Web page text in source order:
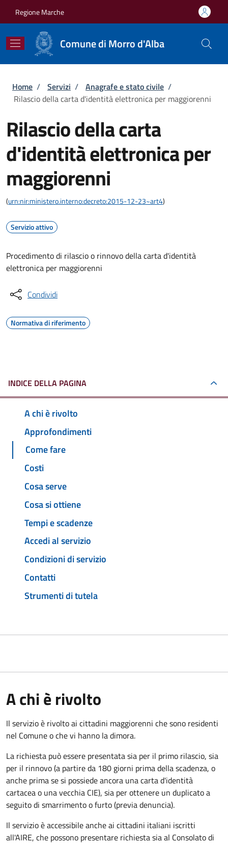
Regione Marche
Comune di Morro d'Alba
Briciole di pane
Home / Servizi / Anagrafe e stato civile /
Rilascio della carta d'identità elettronica per maggiorenni
Rilascio della carta
d'identità elettronica per
maggiorenni
(urn:nir:ministero.interno:decreto:2015-12-23~art4)
Servizio attivo
Procedimento di rilascio o rinnovo della carta d'identità
elettronica per maggiorenni
Condividi
Normativa di riferimento
INDICE DELLA PAGINA
A chi è rivolto
Approfondimenti
Come fare
Costi
Cosa serve
Cosa si ottiene
Tempi e scadenze
Accedi al servizio
Condizioni di servizio
Contatti
Strumenti di tutela
A chi è rivolto
Il servizio è rivolto ai cittadini maggiorenni che sono residenti
nel Comune o che vi hanno la dimora.
La richiesta può essere presentata sia per il primo rilascio, sia
per il rinnovo (a partire da 180 giorni prima della scadenza, o
anche prima se si possiede ancora una carta d'identità
cartacea o una vecchia CIE), sia per ottenere un duplicato a
seguito di smarrimento o furto (previa denuncia).
Il servizio è accessibile anche ai cittadini italiani iscritti
all'AIRE, che possono presentare richiesta sia al Consolato di